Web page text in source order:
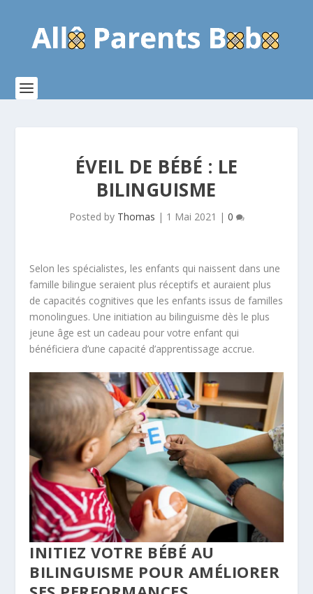
ÉVEIL DE BÉBÉ : LE
BILINGUISME
Posted by Thomas | 1 Mai 2021 | 0
Selon les spécialistes, les enfants qui naissent dans une
famille bilingue seraient plus réceptifs et auraient plus
de capacités cognitives que les enfants issus de familles
monolingues. Une initiation au bilinguisme dès le plus
jeune âge est un cadeau pour votre enfant qui
bénéficiera d’une capacité d’apprentissage accrue.
INITIEZ VOTRE BÉBÉ AU
BILINGUISME POUR AMÉLIORER